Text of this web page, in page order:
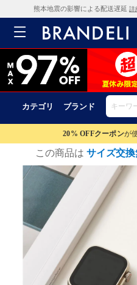
熊本地震の影響による配送遅延 詳
カテゴリ ブランド
20% OFFクーポンが
この商品は サイズ交